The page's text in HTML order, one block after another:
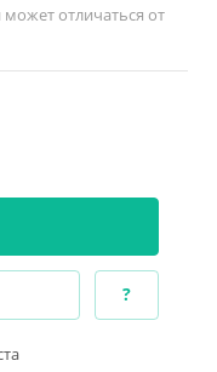
может отличаться от
?